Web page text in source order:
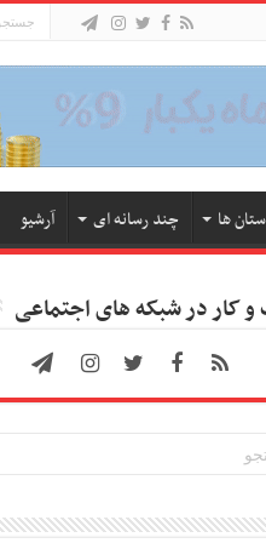
ها چند رسانه ای آرشیو
کار در شبکه های اجتماعی